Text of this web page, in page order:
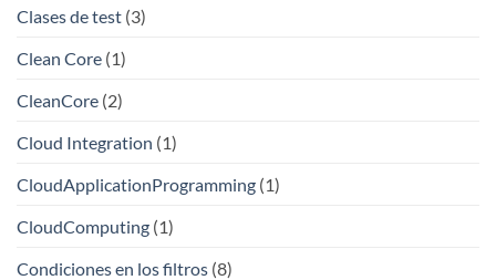
Clases de test (3)
Clean Core (1)
CleanCore (2)
Cloud Integration (1)
CloudApplicationProgramming (1)
CloudComputing (1)
Condiciones en los filtros (8)